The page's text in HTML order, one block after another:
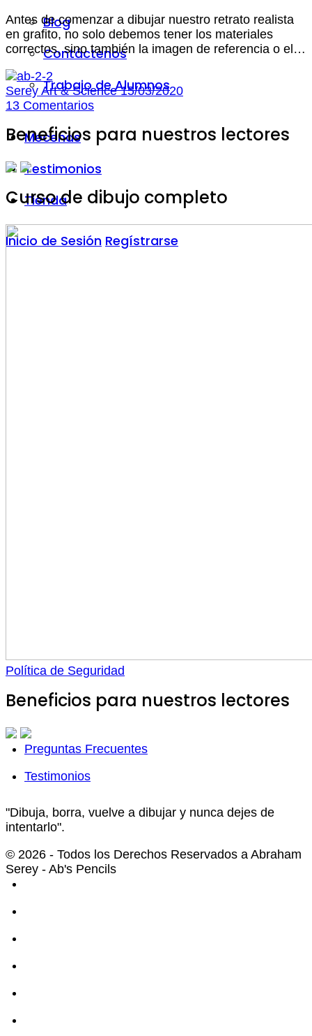
Blog
Contáctenos
Trabajo de Alumnos
Mecenas
Testimonios
Tienda
Inicio de Sesión Regístrarse
Antes de comenzar a dibujar nuestro retrato realista
en grafito, no solo debemos tener los materiales
correctos, sino también la imagen de referencia o el…
Serey Art & Science15/03/2020
13 Comentarios
Beneficios para nuestros lectores
Curso de dibujo completo
Política de Seguridad
Beneficios para nuestros lectores
Preguntas Frecuentes
Testimonios
"Dibuja, borra, vuelve a dibujar y nunca dejes de
intentarlo".
© 2026 - Todos los Derechos Reservados a Abraham
Serey - Ab's Pencils